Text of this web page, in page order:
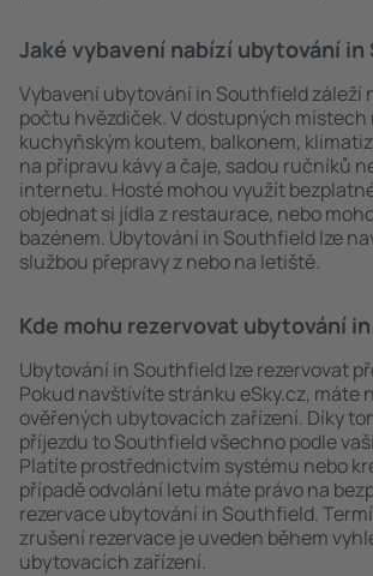
Jaké vybavení nabízí ubytování
Vybavení ubytování in Southfield záleží
počtu hvězdiček. V dostupných místech
kuchyňským koutem, balkonem,
na přípravu kávy a čaje, sadou ručníků
internetu. Hosté mohou využít
objednat si jídla z restaurace, nebo
bazénem. Ubytování in Southfield lze
službou přepravy z nebo na letiště.
Kde mohu rezervovat ubytování
Ubytování in Southfield lze rezervovat
Pokud navštívíte stránku eSky.cz, máte
ověřených ubytovacích zařízení. Díky
příjezdu to Southfield všechno podle
Platíte prostřednictvím systému nebo
případě odvolání letu máte právo na
rezervace ubytování in Southfield.
zrušení rezervace je uveden během
ubytovacích zařízení.